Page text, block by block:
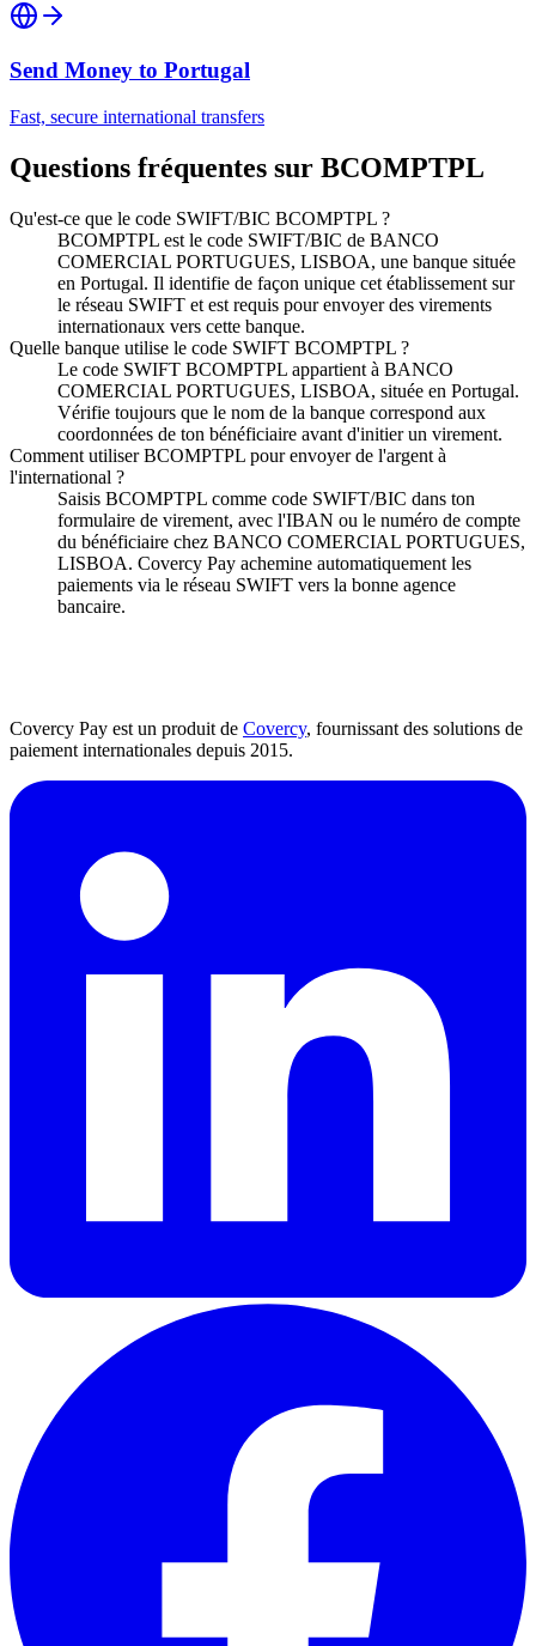
Send Money to Portugal
Fast, secure international transfers
Questions fréquentes sur BCOMPTPL
Qu'est-ce que le code SWIFT/BIC BCOMPTPL ?
BCOMPTPL est le code SWIFT/BIC de BANCO
COMERCIAL PORTUGUES, LISBOA, une banque située
en Portugal. Il identifie de façon unique cet établissement sur
le réseau SWIFT et est requis pour envoyer des virements
internationaux vers cette banque.
Quelle banque utilise le code SWIFT BCOMPTPL ?
Le code SWIFT BCOMPTPL appartient à BANCO
COMERCIAL PORTUGUES, LISBOA, située en Portugal.
Vérifie toujours que le nom de la banque correspond aux
coordonnées de ton bénéficiaire avant d'initier un virement.
Comment utiliser BCOMPTPL pour envoyer de l'argent à
l'international ?
Saisis BCOMPTPL comme code SWIFT/BIC dans ton
formulaire de virement, avec l'IBAN ou le numéro de compte
du bénéficiaire chez BANCO COMERCIAL PORTUGUES,
LISBOA. Covercy Pay achemine automatiquement les
paiements via le réseau SWIFT vers la bonne agence
bancaire.
Covercy Pay est un produit de Covercy, fournissant des solutions de
paiement internationales depuis 2015.